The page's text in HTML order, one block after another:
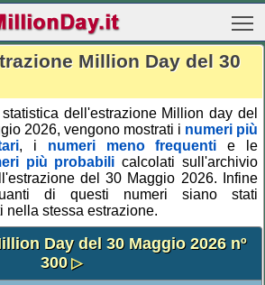
Million Day del 30
dell'estrazione Million day del
2026, vengono mostrati i numeri più
, i numeri meno frequenti e le
più probabili calcolati sull'archivio
del 30 Maggio 2026. Infine
di questi numeri siano stati
nella stessa estrazione.
Day del 30 Maggio 2026 nº
300▷